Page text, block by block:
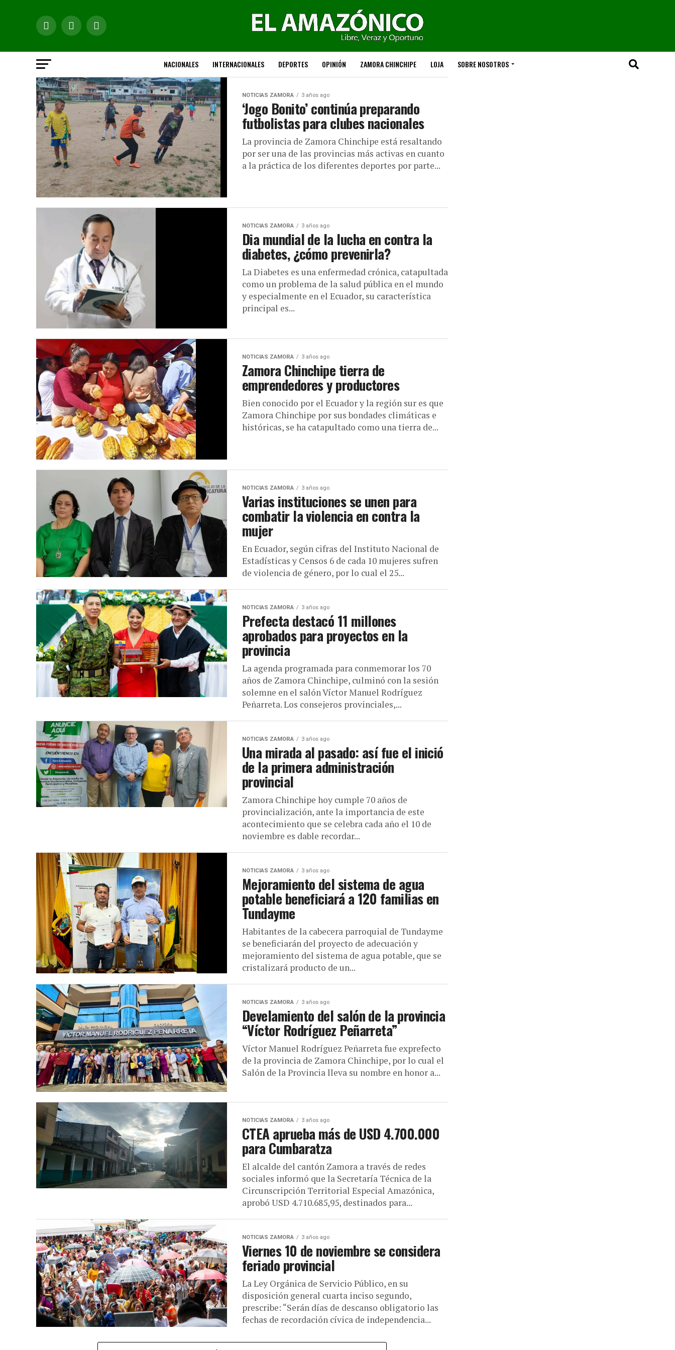
NACIONALES INTERNACIONALES DEPORTES OPINIÓN ZAMORA CHINCHIPE LOJA SOBRE NOSOTROS
NOTICIAS ZAMORA 3 años ago
‘Jogo Bonito’ continúa preparando
futbolistas para clubes nacionales
La provincia de Zamora Chinchipe está resaltando
por ser una de las provincias más activas en cuanto
a la práctica de los diferentes deportes por parte...
NOTICIAS ZAMORA 3 años ago
Dia mundial de la lucha en contra la
diabetes, ¿cómo prevenirla?
La Diabetes es una enfermedad crónica, catapultada
como un problema de la salud pública en el mundo
y especialmente en el Ecuador, su característica
principal es...
NOTICIAS ZAMORA 3 años ago
Zamora Chinchipe tierra de
emprendedores y productores
Bien conocido por el Ecuador y la región sur es que
Zamora Chinchipe por sus bondades climáticas e
históricas, se ha catapultado como una tierra de...
NOTICIAS ZAMORA 3 años ago
Varias instituciones se unen para
combatir la violencia en contra la
mujer
En Ecuador, según cifras del Instituto Nacional de
Estadísticas y Censos 6 de cada 10 mujeres sufren
de violencia de género, por lo cual el 25...
NOTICIAS ZAMORA 3 años ago
Prefecta destacó 11 millones
aprobados para proyectos en la
provincia
La agenda programada para conmemorar los 70
años de Zamora Chinchipe, culminó con la sesión
solemne en el salón Víctor Manuel Rodríguez
Peñarreta. Los consejeros provinciales,...
NOTICIAS ZAMORA 3 años ago
Una mirada al pasado: así fue el inició
de la primera administración
provincial
Zamora Chinchipe hoy cumple 70 años de
provincialización, ante la importancia de este
acontecimiento que se celebra cada año el 10 de
noviembre es dable recordar...
NOTICIAS ZAMORA 3 años ago
Mejoramiento del sistema de agua
potable beneficiará a 120 familias en
Tundayme
Habitantes de la cabecera parroquial de Tundayme
se beneficiarán del proyecto de adecuación y
mejoramiento del sistema de agua potable, que se
cristalizará producto de un...
NOTICIAS ZAMORA 3 años ago
Develamiento del salón de la provincia
“Víctor Rodríguez Peñarreta”
Víctor Manuel Rodríguez Peñarreta fue exprefecto
de la provincia de Zamora Chinchipe, por lo cual el
Salón de la Provincia lleva su nombre en honor a...
NOTICIAS ZAMORA 3 años ago
CTEA aprueba más de USD 4.700.000
para Cumbaratza
El alcalde del cantón Zamora a través de redes
sociales informó que la Secretaría Técnica de la
Circunscripción Territorial Especial Amazónica,
aprobó USD 4.710.685,95, destinados para...
NOTICIAS ZAMORA 3 años ago
Viernes 10 de noviembre se considera
feriado provincial
La Ley Orgánica de Servicio Público, en su
disposición general cuarta inciso segundo,
prescribe: “Serán días de descanso obligatorio las
fechas de recordación cívica de independencia...